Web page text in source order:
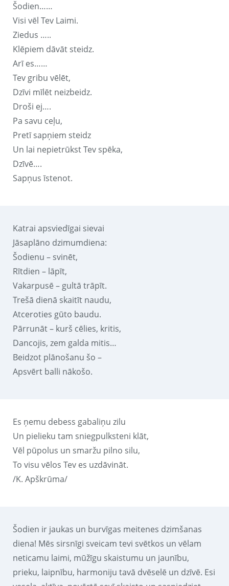
Šodien……
Visi vēl Tev Laimi.
Ziedus …..
Klēpiem dāvāt steidz.
Arī es……
Tev gribu vēlēt,
Dzīvi mīlēt neizbeidz.
Droši ej….
Pa savu ceļu,
Pretī sapņiem steidz
Un lai nepietrūkst Tev spēka,
Dzīvē….
Sapņus īstenot.
Katrai apsviedīgai sievai
Jāsaplāno dzimumdiena:
Šodienu – svinēt,
Rītdien – lāpīt,
Vakarpusē – gultā trāpīt.
Trešā dienā skaitīt naudu,
Atceroties gūto baudu.
Pārrunāt – kurš cēlies, kritis,
Dancojis, zem galda mitis…
Beidzot plānošanu šo –
Apsvērt balli nākošo.
Es ņemu debess gabaliņu zilu
Un pielieku tam sniegpulksteni klāt,
Vēl pūpolus un smaržu pilno silu,
To visu vēlos Tev es uzdāvināt.
/K. Apškrūma/
Šodien ir jaukas un burvīgas meitenes dzimšanas
diena! Mēs sirsnīgi sveicam tevi svētkos un vēlam
neticamu laimi, mūžīgu skaistumu un jaunību,
prieku, laipnību, harmoniju tavā dvēselē un dzīvē. Esi